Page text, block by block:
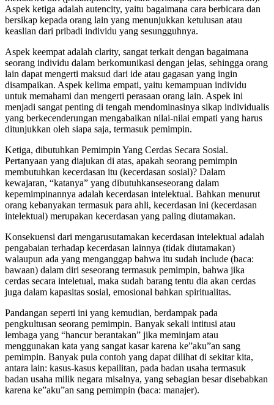
Aspek ketiga adalah autencity, yaitu bagaimana cara berbicara dan
bersikap kepada orang lain yang menunjukkan ketulusan atau
keaslian dari pribadi individu yang sesungguhnya.
Aspek keempat adalah clarity, sangat terkait dengan bagaimana
seorang individu dalam berkomunikasi dengan jelas, sehingga orang
lain dapat mengerti maksud dari ide atau gagasan yang ingin
disampaikan. Aspek kelima empati, yaitu kemampuan individu
untuk memahami dan mengerti perasaan orang lain. Aspek ini
menjadi sangat penting di tengah mendominasinya sikap individualis
yang berkecenderungan mengabaikan nilai-nilai empati yang harus
ditunjukkan oleh siapa saja, termasuk pemimpin.
Ketiga, dibutuhkan Pemimpin Yang Cerdas Secara Sosial.
Pertanyaan yang diajukan di atas, apakah seorang pemimpin
membutuhkan kecerdasan itu (kecerdasan sosial)? Dalam
kewajaran, “katanya” yang dibutuhkanseseorang dalam
kepemimpinannya adalah kecerdasan intelektual. Bahkan menurut
orang kebanyakan termasuk para ahli, kecerdasan ini (kecerdasan
intelektual) merupakan kecerdasan yang paling diutamakan.
Konsekuensi dari mengarusutamakan kecerdasan intelektual adalah
pengabaian terhadap kecerdasan lainnya (tidak diutamakan)
walaupun ada yang menganggap bahwa itu sudah include (baca:
bawaan) dalam diri seseorang termasuk pemimpin, bahwa jika
cerdas secara inteletual, maka sudah barang tentu dia akan cerdas
juga dalam kapasitas sosial, emosional bahkan spiritualitas.
Pandangan seperti ini yang kemudian, berdampak pada
pengkultusan seorang pemimpin. Banyak sekali intitusi atau
lembaga yang “hancur berantakan” jika meminjam atau
menggunakan kata yang sangat kasar karena ke”aku”an sang
pemimpin. Banyak pula contoh yang dapat dilihat di sekitar kita,
antara lain: kasus-kasus kepailitan, pada badan usaha termasuk
badan usaha milik negara misalnya, yang sebagian besar disebabkan
karena ke”aku”an sang pemimpin (baca: manajer).